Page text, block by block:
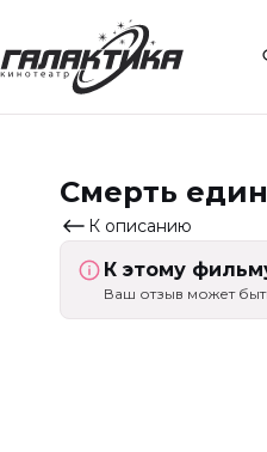
Смерть
К описанию
К этому
Ваш отзыв может